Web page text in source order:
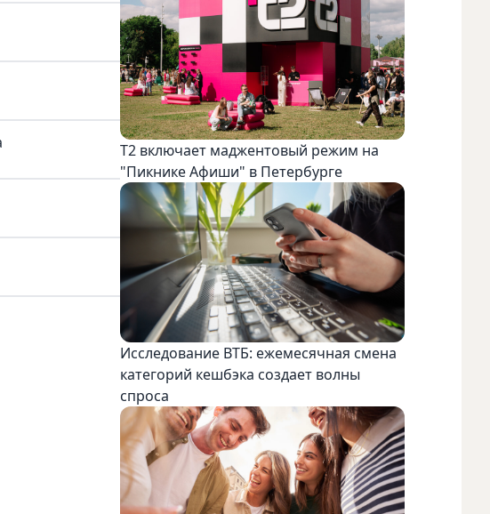
Т2 включает маджентовый режим на
"Пикнике Афиши" в Петербурге
Исследование ВТБ: ежемесячная смена
категорий кешбэка создает волны
спроса